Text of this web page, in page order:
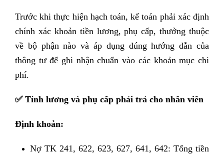
Trước khi thực hiện hạch toán, kế toán phải xác định
chính xác khoản tiền lương, phụ cấp, thưởng thuộc
về bộ phận nào và áp dụng đúng hướng dẫn của
thông tư để ghi nhận chuẩn vào các khoản mục chi
phí.
✅Tính lương và phụ cấp phải trả cho nhân viên
Định khoản:
Nợ TK 241, 622, 623, 627, 641, 642: Tổng tiền